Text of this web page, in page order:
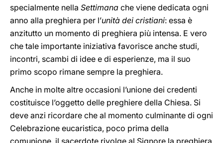
specialmente nella Settimana che viene dedicata ogni
anno alla preghiera per l’unità dei cristiani: essa è
anzitutto un momento di preghiera più intensa. E vero
che tale importante iniziativa favorisce anche studi,
incontri, scambi di idee e di esperienze, ma il suo
primo scopo rimane sempre la preghiera.
Anche in molte altre occasioni l’unione dei credenti
costituisce l’oggetto delle preghiere della Chiesa. Si
deve anzi ricordare che al momento culminante di ogni
Celebrazione eucaristica, poco prima della
comunione, il sacerdote rivolge al Signore la preghiera